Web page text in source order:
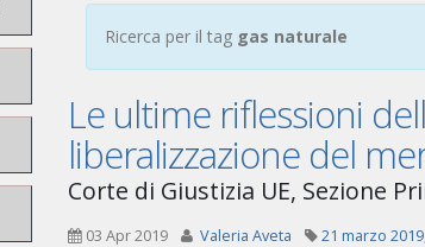
Ricerca per il tag gas naturale
Le ultime riflessioni
liberalizzazione del
Corte di Giustizia UE, Sezione
03 Apr 2019 Valeria Aveta 21 marzo 2019